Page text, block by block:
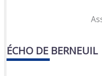
ÉCHO DE BERNEUIL